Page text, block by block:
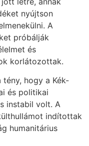
nyújtson
A
próbálják
és
korlátozottak.
hogy a Kék-
és politikai
instabil volt. A
indítottak
humanitárius